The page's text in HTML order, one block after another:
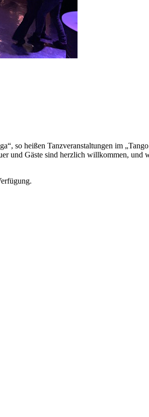
so heißen Tanzveranstaltungen im
und Gäste sind herzlich willkommen, und